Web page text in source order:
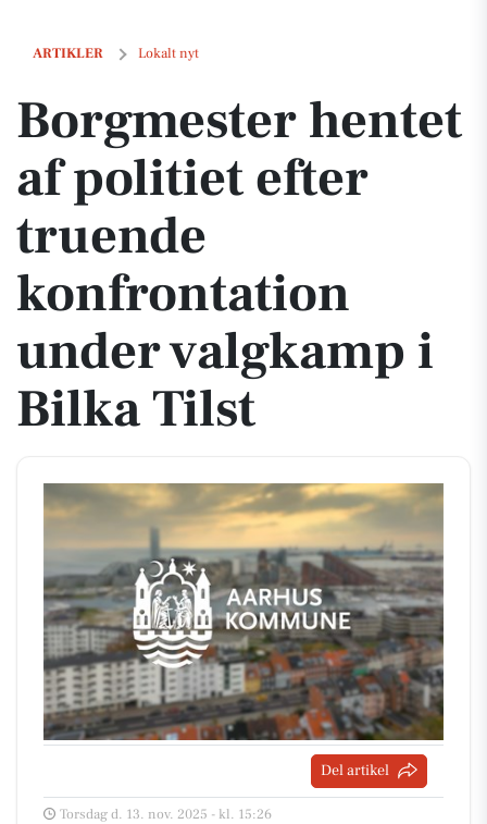
ARTIKLER Lokalt nyt
Borgmester hentet af politiet efter truende konfrontation under
Borgmester hentet
af politiet efter
truende
konfrontation
under valgkamp i
Bilka Tilst
Del artikel
Torsdag d. 13. nov. 2025 - kl. 15:26